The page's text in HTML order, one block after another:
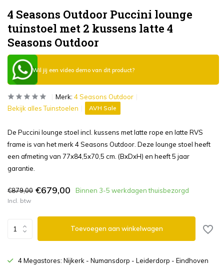
4 Seasons Outdoor Puccini lounge
tuinstoel met 2 kussens latte 4
Seasons Outdoor
Wil jij een video demo van dit product?
Merk: 4 Seasons Outdoor
Bekijk alles Tuinstoelen
AVH Sale
De Puccini lounge stoel incl. kussens met latte rope en latte RVS
frame is van het merk 4 Seasons Outdoor. Deze lounge stoel heeft
een afmeting van 77x84,5x70,5 cm. (BxDxH) en heeft 5 jaar
garantie.
€879,00 €679,00 Binnen 3-5 werkdagen thuisbezorgd
Incl. btw
Toevoegen aan winkelwagen
4 Megastores: Nijkerk - Numansdorp - Leiderdorp - Eindhoven